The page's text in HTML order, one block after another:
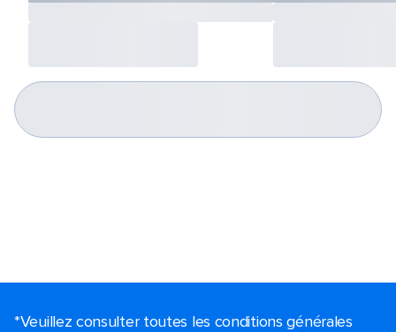
*Veuillez consulter toutes les conditions générales